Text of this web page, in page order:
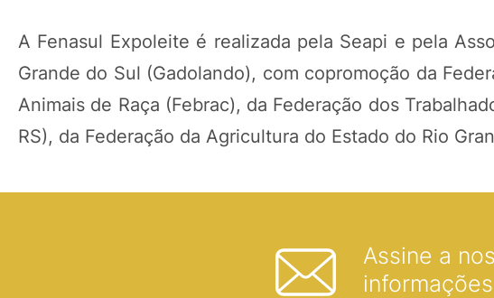
A Fenasul Expoleite é realizada pela Seapi e pela
Grande do Sul (Gadolando), com copromoção da
Animais de Raça (Febrac), da Federação dos
RS), da Federação da Agricultura do Estado do Rio
Assine a